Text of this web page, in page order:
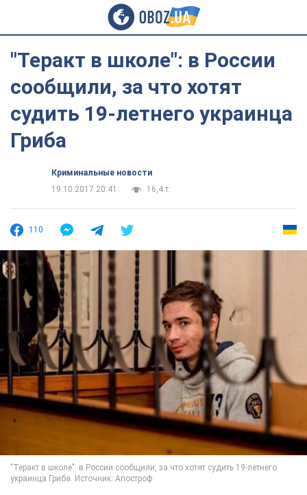
"Теракт в школе": в России
сообщили, за что хотят
судить 19-летнего украинца
Гриба
Криминальные новости
19.10.2017 20:41
16,4 т.
110